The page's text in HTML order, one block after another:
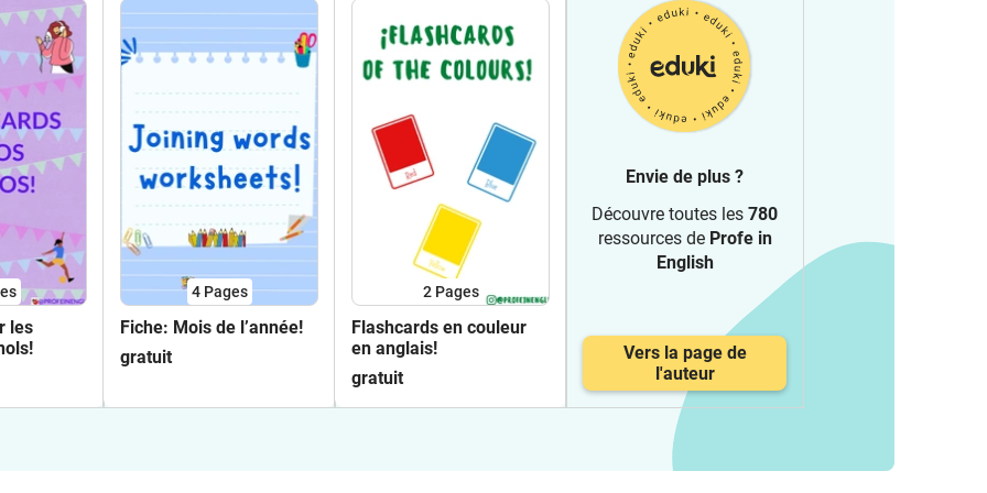
les
4 Pages
Fiche: Mois de l’année!
gratuit
2 Pages
Flashcards en couleur
en anglais!
gratuit
Envie de plus ?
Découvre toutes les 780
ressources de Profe in
English
Vers la page de
l'auteur